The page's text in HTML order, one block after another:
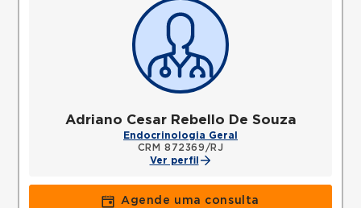
Adriano Cesar Rebello De Souza
Endocrinologia Geral
CRM 872369/RJ
Ver perfil
Agende uma consulta